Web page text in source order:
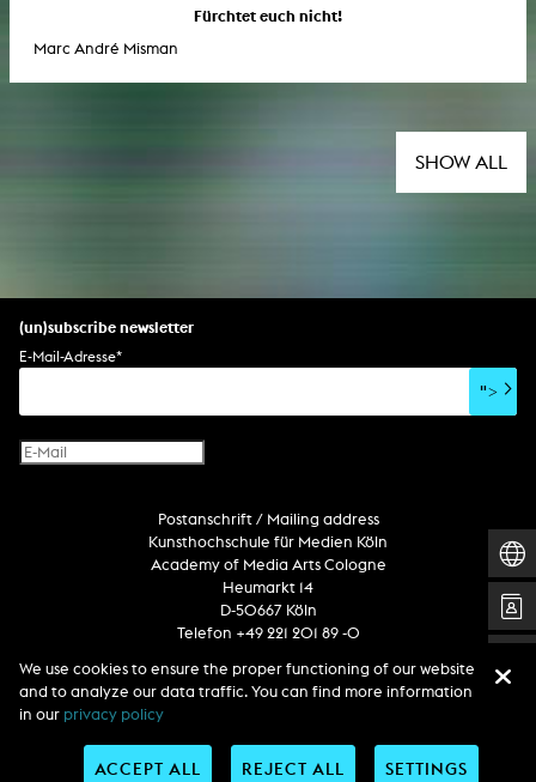
Fürchtet euch nicht!
Marc André Misman
SHOW ALL
(un)subscribe newsletter
E-Mail-Adresse*
">
Postanschrift / Mailing address
Kunsthochschule für Medien Köln
Academy of Media Arts Cologne
Heumarkt 14
D-50667 Köln
Telefon +49 221 201 89 -0
We use cookies to ensure the proper functioning of our website
and to analyze our data traffic. You can find more information
in our privacy policy
SETTINGS
REJECT ALL
ACCEPT ALL